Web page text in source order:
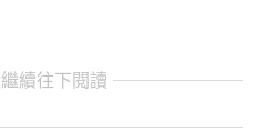
續往下閱讀